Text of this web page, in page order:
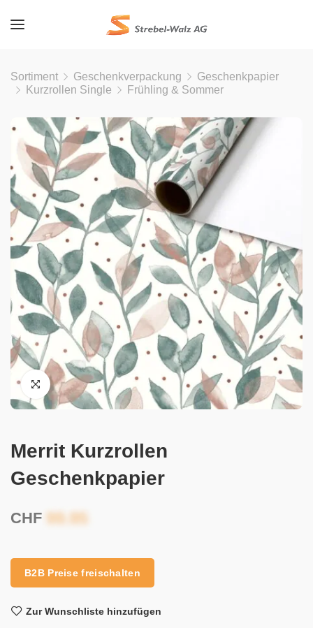
Sortiment Geschenkverpackung
Geschenkpapier
Kurzrollen Single
Frühling & Sommer
Merrit Kurzrollen
Geschenkpapier
CHF
B2B Preise freischalten
Zur Wunschliste hinzufügen